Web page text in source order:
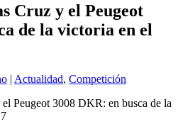
Cruz y el Peugeot
de la victoria en el
| Actualidad, Competición